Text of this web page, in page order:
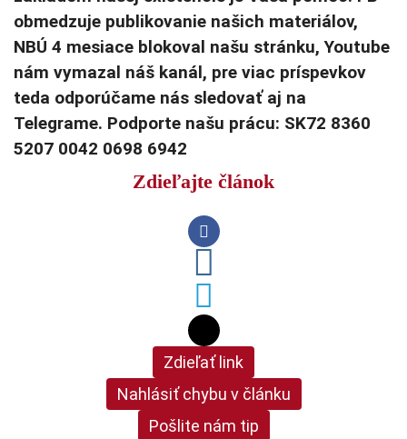
obmedzuje publikovanie našich materiálov,
NBÚ 4 mesiace blokoval našu stránku, Youtube
nám vymazal náš kanál, pre viac príspevkov
teda odporúčame nás sledovať aj na
Telegrame. Podporte našu prácu: SK72 8360
5207 0042 0698 6942
Zdieľajte článok
Zdieľať link
Nahlásiť chybu v článku
Pošlite nám tip